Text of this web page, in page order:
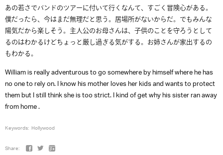
あの若さでバンドのツアーに付いて行くなんて、すごく冒険心がある。
僕だったら、今はまだ無理だと思う。居場所がないからだ。でもみんな
陽気だから楽しそう。主人公のお母さんは、子供のことを守ろうとして
るのはわかるけどちょっと厳し過ぎる気がする。お姉さんが家出するの
もわかる。
William is really adventurous to go somewhere by himself where he has
no one to rely on. I know his mother loves her kids and wants to protect
them but I still think she is too strict. I kind of get why his sister ran away
from home .
Keywords: Hollywood
Share: